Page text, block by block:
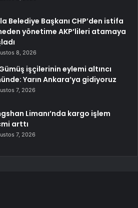
Belediye Başkanı CHP’den istifa
yönetime AKP’lileri atamaya
8, 2026
işçilerinin eylemi altıncı
Yarın Ankara’ya gidiyoruz
7, 2026
Limanı’nda kargo işlem
arttı
7, 2026